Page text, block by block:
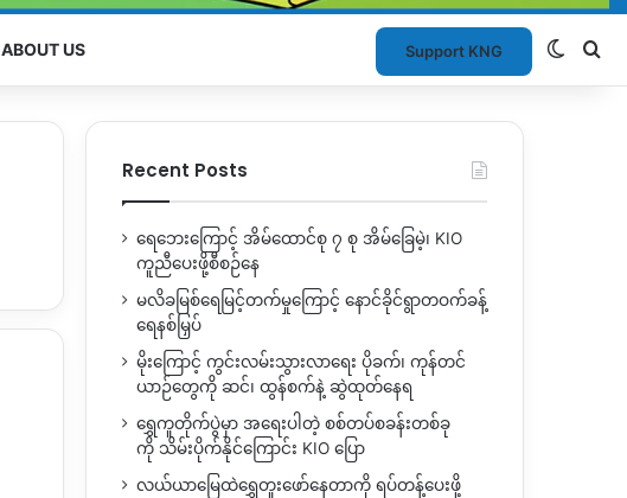
ABOUT US Support KNG
Recent Posts
ရေဘေးကြောင့် အိမ်ထောင်စု ၇ စု အိမ်ခြေမဲ့၊ KIO
ကူညီပေးဖို့စီစဉ်နေ
မလိခမြစ်ရေမြင့်တက်မှုကြောင့် နောင်ခိုင်ရွာတဝက်ခန့်
ရေနစ်မြှပ်
မိုးကြောင့် ကွင်းလမ်းသွားလာရေး ပိုခက်၊ ကုန်တင်
ယာဉ်တွေကို ဆင်၊ ထွန်စက်နဲ့ ဆွဲထုတ်နေရ
ရွှေကူတိုက်ပွဲမှာ အရေးပါတဲ့ စစ်တပ်စခန်းတစ်ခု
ကို သိမ်းပိုက်နိုင်ကြောင်း KIO ပြော
လယ်ယာမြေထဲရွှေတူးဖော်နေတာကို ရပ်တန့်ပေးဖို့